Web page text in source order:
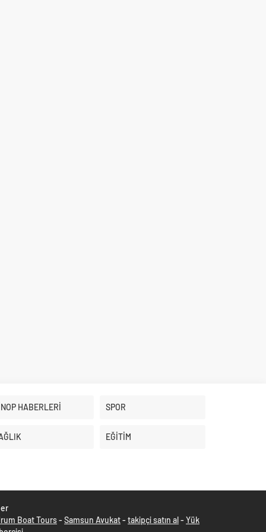
HABERLERİ SPOR
EĞİTİM
Boat Tours- Samsun Avukat- takipçi satın al- Yük